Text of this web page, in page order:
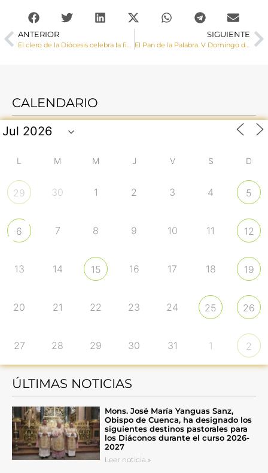
ANTERIOR SIGUIENTE
El Pan de la Palabra. V Domingo de Pascua
CALENDARIO
L M M J V S D
29 30 1 2 3 4 5
6 7 8 9 10 11 12
13 14 15 16 17 18 19
20 21 22 23 24 25 26
27 28 29 30 31 1 2
ÚLTIMAS NOTICIAS
Mons. José María Yanguas Sanz,
Obispo de Cuenca, ha designado los
siguientes destinos pastorales para
los Diáconos durante el curso 2026-
2027
Leer noticia »